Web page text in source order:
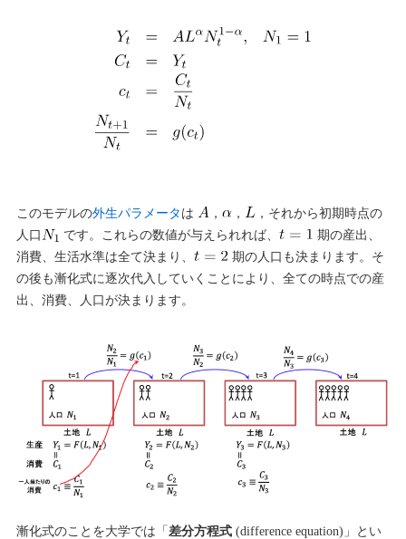
このモデルの外生パラメータ は ， ，
，それから初期時点の
人口
です。これらの数値が与えられれば、
期の産出、
消費、生活水準は全て決まり、
期の人口も決まります。そ
の後も漸化式に逐次代入していくことにより、全ての時点での産
出、消費、人口が決まります。
漸化式のことを大学では「 差分方程式(difference equation)」とい